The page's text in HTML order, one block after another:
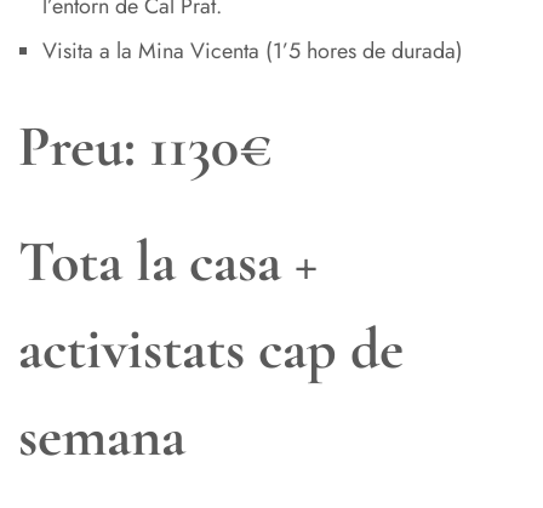
Visita a la Mina Vicenta (1’5 hores de durada)
Preu: 1130€
Tota la casa +
activistats cap de
semana